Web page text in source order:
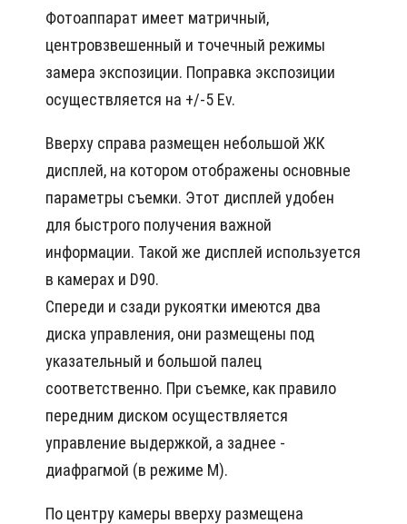
Фотоаппарат имеет матричный,
центровзвешенный и точечный режимы
замера экспозиции. Поправка экспозиции
осуществляется на +/-5 Ev.
Вверху справа размещен небольшой ЖК
дисплей, на котором отображены основные
параметры съемки. Этот дисплей удобен
для быстрого получения важной
информации. Такой же дисплей используется
в камерах и D90.
Спереди и сзади рукоятки имеются два
диска управления, они размещены под
указательный и большой палец
соответственно. При съемке, как правило
передним диском осуществляется
управление выдержкой, а заднее -
диафрагмой (в режиме М).
По центру камеры вверху размещена